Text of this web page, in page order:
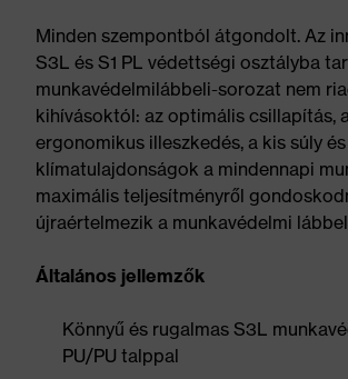
Minden szempontból átgondolt. Az
S3L és S1 PL védettségi osztályba
munkavédelmilábbeli-sorozat nem
kihívásoktól: az optimális csillapítás,
ergonomikus illeszkedés, a kis súly
klímatulajdonságok a mindennapi
maximális teljesítményről
újraértelmezik a munkavédelmi
Általános jellemzők
Könnyű és rugalmas S3L
PU/PU talppal